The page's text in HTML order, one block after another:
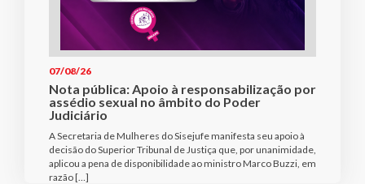
07/08/26
Nota pública: Apoio à responsabilização por
assédio sexual no âmbito do Poder
Judiciário
A Secretaria de Mulheres do Sisejufe manifesta seu apoio à
decisão do Superior Tribunal de Justiça que, por unanimidade,
aplicou a pena de disponibilidade ao ministro Marco Buzzi, em
razão […]